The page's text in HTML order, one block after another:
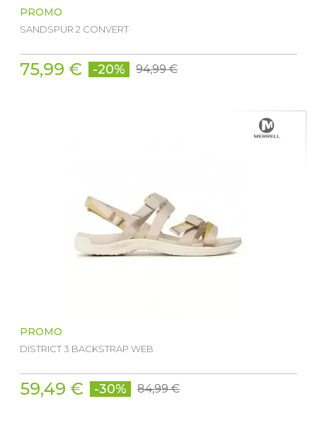
PROMO
SANDSPUR 2 CONVERT
75,99 € -20% 94,99 €
PROMO
DISTRICT 3 BACKSTRAP WEB
59,49 € -30% 84,99 €